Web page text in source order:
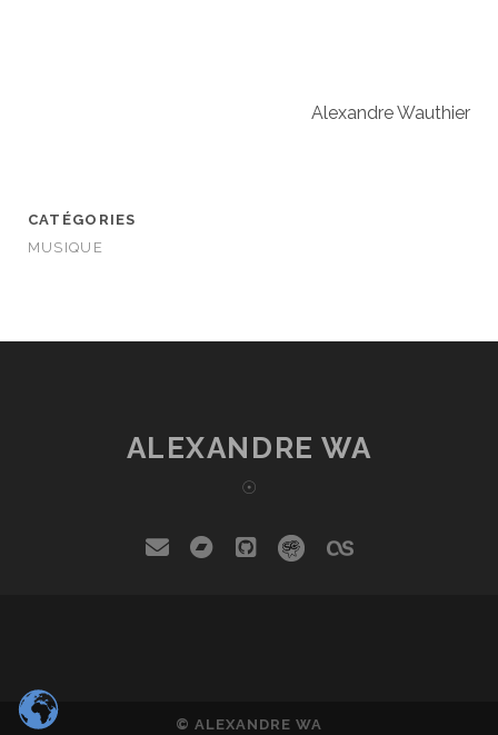
Alexandre Wauthier
CATÉGORIES
MUSIQUE
ALEXANDRE WA
☉
emailbandcamp
github
© ALEXANDRE WA